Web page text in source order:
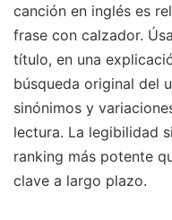
canción en inglés es
frase con calzador.
título, en una
búsqueda original del
sinónimos y
lectura. La legibilidad
ranking más potente
clave a largo plazo.